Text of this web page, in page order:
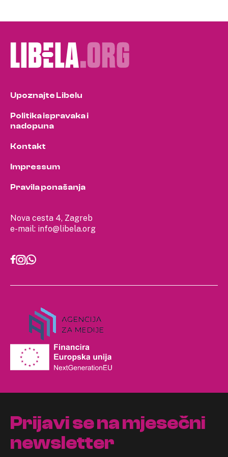
Nova cesta 4, Zagreb
e-mail: info@libela.org
Upoznajte Libelu
Politika ispravaka i
nadopuna
Kontakt
Impressum
Pravila ponašanja
Prijavi se na mjesečni
newsletter